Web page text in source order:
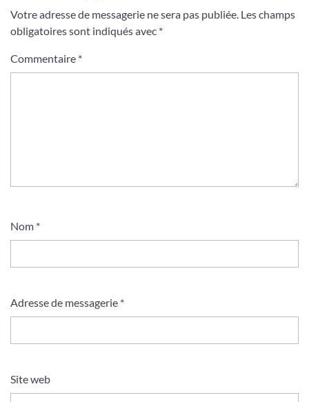
Votre adresse de messagerie ne sera pas publiée. Les champs
obligatoires sont indiqués avec *
Commentaire *
Nom *
Adresse de messagerie *
Site web